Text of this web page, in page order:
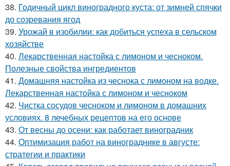
38. Годичный цикл виноградного куста: от зимней спячки
до созревания ягод
39. Урожай в изобилии: как добиться успеха в сельском
хозяйстве
40. Лекарственная настойка с лимоном и чесноком.
Полезные свойства ингредиентов
41. Домашняя настойка из чеснока с лимоном на водке.
Лекарственная настойка с лимоном и чесноком
42. Чистка сосудов чесноком и лимоном в домашних
условиях. 8 лечебных рецептов на его основе
43. От весны до осени: как работает виноградник
44. Оптимизация работ на винограднике в августе:
стратегии и практики